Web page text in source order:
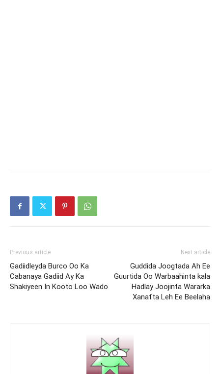
Previous article
Gadiidleyda Burco Oo Ka
Cabanaya Gadiid Ay Ka
Shakiyeen In Kooto Loo Wado
Next article
Guddida Joogtada Ah Ee
Guurtida Oo Warbaahinta kala
Hadlay Joojinta Wararka
Xanafta Leh Ee Beelaha